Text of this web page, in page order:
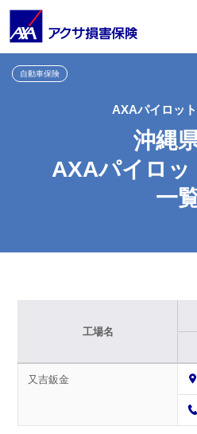
自動車保険
AXAパイロッ
沖縄
AXAパイロッ
一
工場名
又吉鈑金